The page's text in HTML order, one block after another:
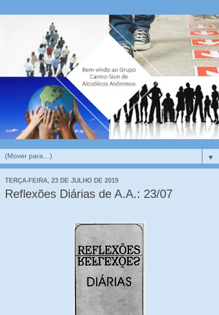
▼
TERÇA-FEIRA, 23 DE JULHO DE 2019
Reflexões Diárias de A.A.: 23/07